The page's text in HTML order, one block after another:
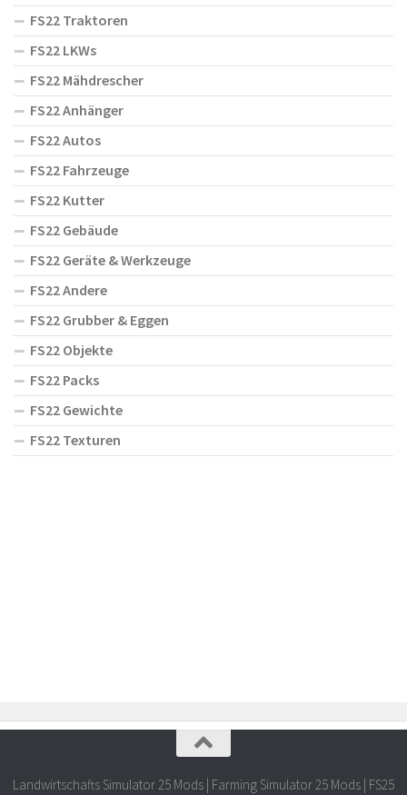
FS22 Traktoren
FS22 LKWs
FS22 Mähdrescher
FS22 Anhänger
FS22 Autos
FS22 Fahrzeuge
FS22 Kutter
FS22 Gebäude
FS22 Geräte & Werkzeuge
FS22 Andere
FS22 Grubber & Eggen
FS22 Objekte
FS22 Packs
FS22 Gewichte
FS22 Texturen
Landwirtschafts Simulator 25 Mods | Farming Simulator 25 Mods | FS25